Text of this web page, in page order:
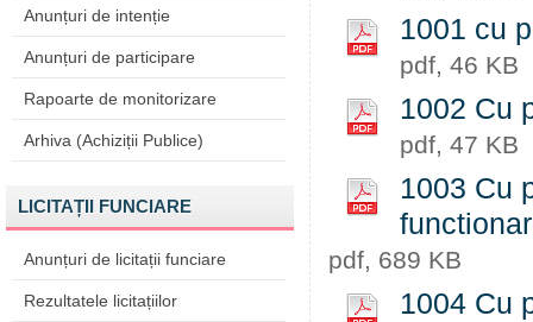
Anunțuri de intenție
Anunțuri de participare
Rapoarte de monitorizare
Arhiva (Achiziții Publice)
LICITAȚII FUNCIARE
Anunțuri de licitații funciare
Rezultatele licitațiilor
1001 cu
pdf, 46 KB
1002 Cu
pdf, 47 KB
1003 Cu
pdf, 689 KB
1004 Cu